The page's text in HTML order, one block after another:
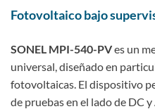
Fotovoltaico bajo
SONEL MPI-540-PVes un
universal, diseñado en
fotovoltaicas. El dispositivo
de pruebas en el lado de DC